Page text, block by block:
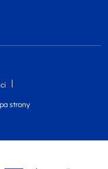
strony